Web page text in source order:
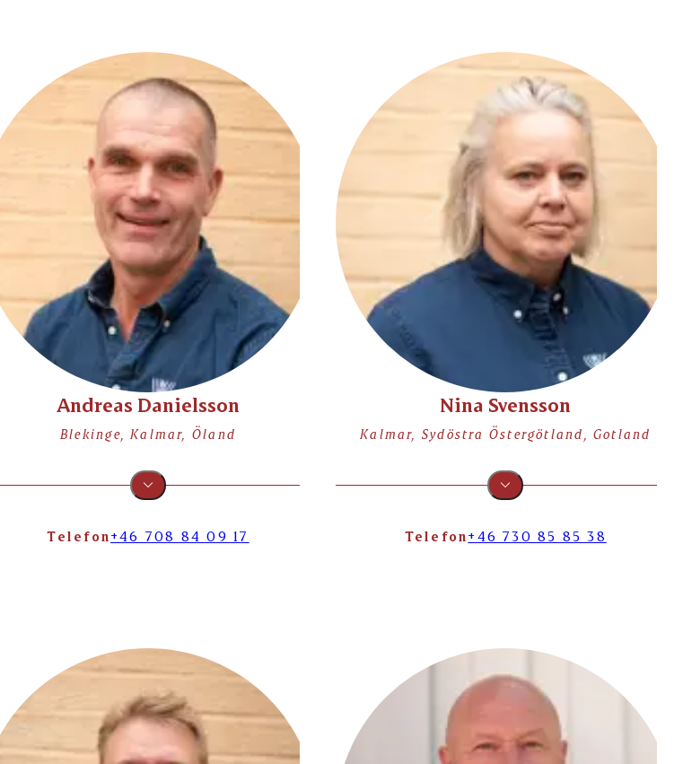
Andreas Danielsson
Blekinge, Kalmar, Öland
Telefon+46 708 84 09 17
Nina Svensson
Kalmar, Sydöstra Östergötland, Gotland
Telefon+46 730 85 85 38